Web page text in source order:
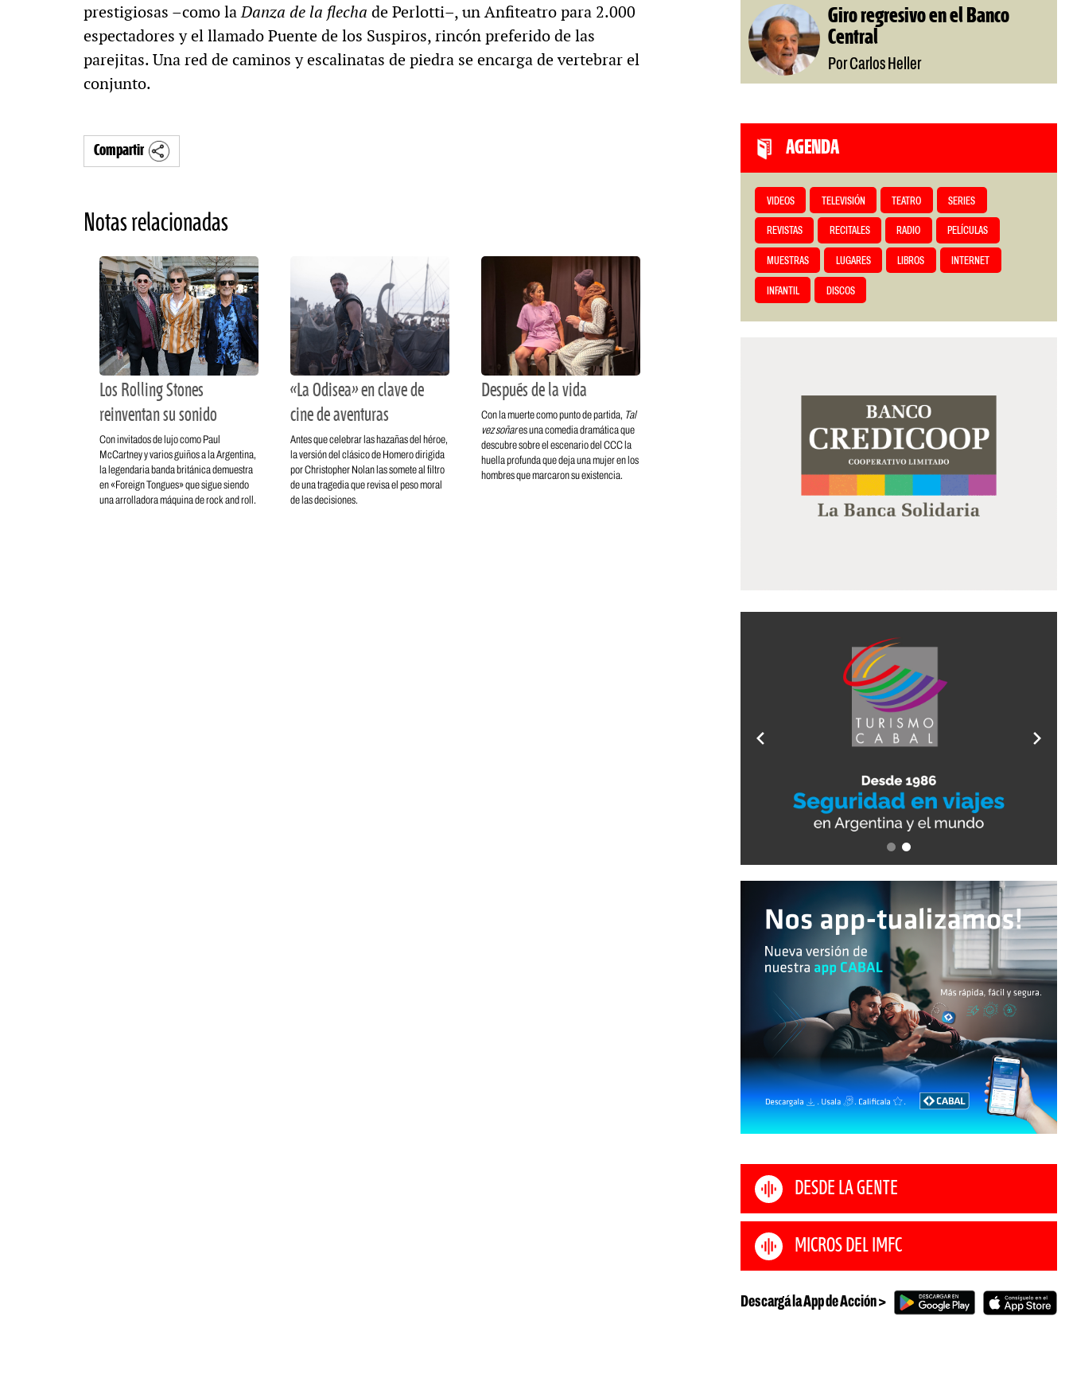
prestigiosas –como laDanza de la flecha de Perlotti–, un Anfiteatro para 2.000
espectadores y el llamado Puente de los Suspiros, rincón preferido de las
parejitas. Una red de caminos y escalinatas de piedra se encarga de vertebrar el
conjunto.
Compartir
Notas relacionadas
Los Rolling Stones
reinventan su sonido
Con invitados de lujo como Paul
McCartney y varios guiños a la Argentina,
la legendaria banda británica demuestra
en «Foreign Tongues» que sigue siendo
una arrolladora máquina de rock and roll.
«La Odisea» en clave de
cine de aventuras
Antes que celebrar las hazañas del héroe,
la versión del clásico de Homero dirigida
por Christopher Nolan las somete al filtro
de una tragedia que revisa el peso moral
de las decisiones.
Después de la vida
Con la muerte como punto de partida, Tal
vez soñares una comedia dramática que
descubre sobre el escenario del CCC la
huella profunda que deja una mujer en los
hombres que marcaron su existencia.
Giro regresivo en el Banco
Central
Por Carlos Heller
AGENDA
VIDEOS TELEVISIÓN TEATRO SERIES
REVISTAS RECITALES RADIO PELÍCULAS
MUESTRAS LUGARES LIBROS INTERNET
INFANTIL DISCOS
DESDE LA GENTE
MICROS DEL IMFC
Descargá la App de Acción >